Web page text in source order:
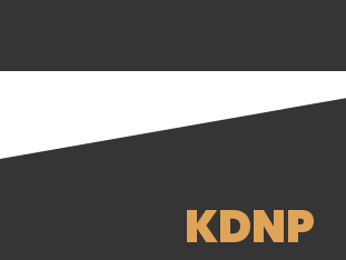
KDNP